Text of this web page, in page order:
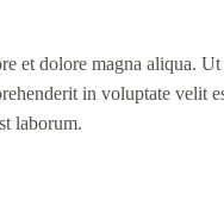
et dolore magna aliqua.
in voluptate velit
laborum.